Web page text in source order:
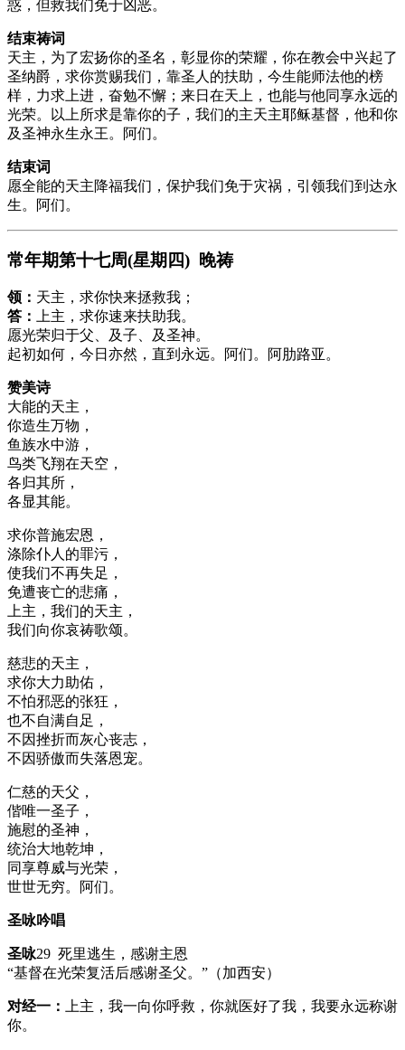
惑，但救我们免于凶恶。
结束祷词
天主，为了宏扬你的圣名，彰显你的荣耀，你在教会中兴起了
圣纳爵，求你赏赐我们，靠圣人的扶助，今生能师法他的榜
样，力求上进，奋勉不懈；来日在天上，也能与他同享永远的
光荣。以上所求是靠你的子，我们的主天主耶稣基督，他和你
及圣神永生永王。阿们。
结束词
愿全能的天主降福我们，保护我们免于灾祸，引领我们到达永
生。阿们。
常年期第十七周(星期四) 晚祷
领： 天主，求你快来拯救我；
答：
上主，求你速来扶助我。
愿光荣归于父、及子、及圣神。
起初如何，今日亦然，直到永远。阿们。阿肋路亚。
赞美诗
大能的天主，
你造生万物，
鱼族水中游，
鸟类飞翔在天空，
各归其所，
各显其能。
求你普施宏恩，
涤除仆人的罪污，
使我们不再失足，
免遭丧亡的悲痛，
上主，我们的天主，
我们向你哀祷歌颂。
慈悲的天主，
求你大力助佑，
不怕邪恶的张狂，
也不自满自足，
不因挫折而灰心丧志，
不因骄傲而失落恩宠。
仁慈的天父，
偕唯一圣子，
施慰的圣神，
统治大地乾坤，
同享尊威与光荣，
世世无穷。阿们。
圣咏吟唱
圣咏29 死里逃生，感谢主恩
“基督在光荣复活后感谢圣父。”（加西安）
对经一：
上主，我一向你呼救，你就医好了我，我要永远称谢
你。